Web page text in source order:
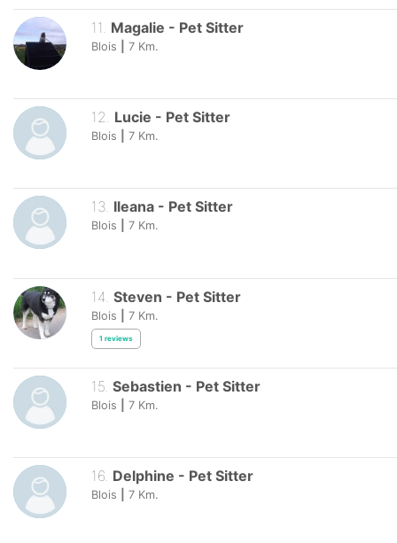
11 Magalie - Pet Sitter
Blois 7 Km.
12. Lucie - Pet Sitter
Blois 7 Km.
13. Ileana - Pet Sitter
Blois 7 Km.
14 Steven - Pet Sitter
Blois 7 Km.
1 reviews
15 Sebastien - Pet Sitter
Blois 7 Km.
16 Delphine - Pet Sitter
Blois 7 Km.